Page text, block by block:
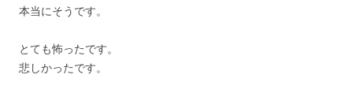
本当にそうです。
とても怖ったです。
悲しかったです。